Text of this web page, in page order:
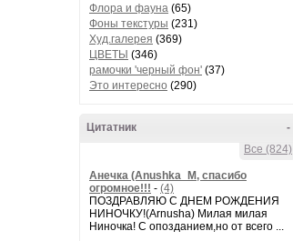
Флора и фауна (65)
Фоны текстуры (231)
Худ.галерея (369)
ЦВЕТЫ (346)
рамочки 'черный фон' (37)
Это интересно (290)
-
Цитатник
Все (824)
Анечка (Anushka_M, спасибо
огромное!!! - (4)
ПОЗДРАВЛЯЮ С ДНЕМ РОЖДЕНИЯ
НИНОЧКУ!(Arnusha) Милая милая
Ниночка! С опозданием,но от всего ...